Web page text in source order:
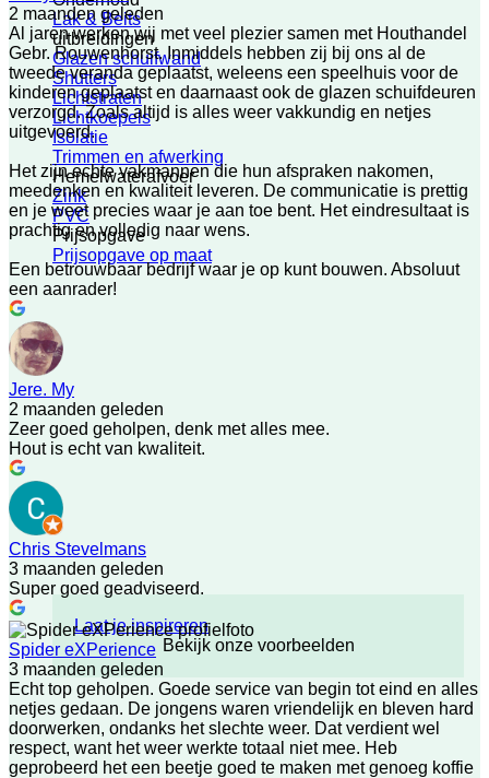
Lak & Beits
uitbreidingen
Glazen schuifwand
Shutters
Lichtstraten
Lichtkoepels
Isolatie
Trimmen en afwerking
Hemelwaterafvoer
Zink
PVC
Prijsopgave
Prijsopgave op maat
Laat je inspireren
Bekijk onze voorbeelden
2 maanden geleden
Al jaren werken wij met veel plezier samen met Houthandel
Gebr. Rouwenhorst. Inmiddels hebben zij bij ons al de
tweede veranda geplaatst, weleens een speelhuis voor de
kinderen geplaatst en daarnaast ook de glazen schuifdeuren
verzorgd. Zoals altijd is alles weer vakkundig en netjes
uitgevoerd.
Het zijn echte vakmannen die hun afspraken nakomen,
meedenken en kwaliteit leveren. De communicatie is prettig
en je weet precies waar je aan toe bent. Het eindresultaat is
prachtig en volledig naar wens.
Een betrouwbaar bedrijf waar je op kunt bouwen. Absoluut
een aanrader!
Jere. My
2 maanden geleden
Zeer goed geholpen, denk met alles mee.
Hout is echt van kwaliteit.
Chris Stevelmans
3 maanden geleden
Super goed geadviseerd.
Spider eXPerience
3 maanden geleden
Echt top geholpen. Goede service van begin tot eind en alles
netjes gedaan. De jongens waren vriendelijk en bleven hard
doorwerken, ondanks het slechte weer. Dat verdient wel
respect, want het weer werkte totaal niet mee. Heb
geprobeerd het een beetje goed te maken met genoeg koffie